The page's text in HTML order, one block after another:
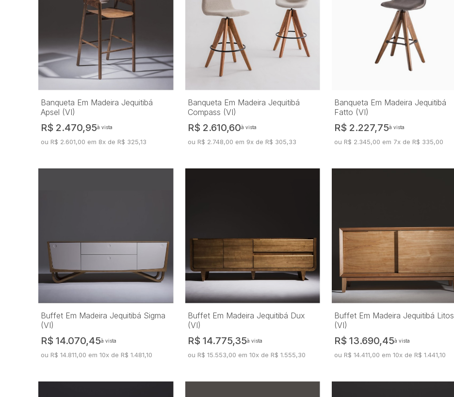
Banqueta Em Madeira Jequitibá
Apsel (VI)
R$ 2.470,95à vista
ou R$ 2.601,00 em 8x de R$ 325,13
Banqueta Em Madeira Jequitibá
Compass (VI)
R$ 2.610,60à vista
ou R$ 2.748,00 em 9x de R$ 305,33
Banqueta Em Madeira Jequitibá
Fatto (VI)
R$ 2.227,75à vista
ou R$ 2.345,00 em 7x de R$ 335,00
Buffet Em Madeira Jequitibá Sigma
(VI)
R$ 14.070,45à vista
ou R$ 14.811,00 em 10x de R$ 1.481,10
Buffet Em Madeira Jequitibá Dux
(VI)
R$ 14.775,35à vista
ou R$ 15.553,00 em 10x de R$ 1.555,30
Buffet Em Madeira Jequitibá Litos
(VI)
R$ 13.690,45à vista
ou R$ 14.411,00 em 10x de R$ 1.441,10